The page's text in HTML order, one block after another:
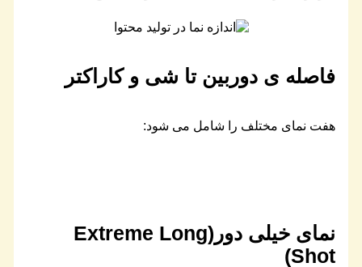
فاصله ی دوربین تا شی و کاراکتر
هفت نمای مختلف را شامل می شود:
نمای خیلی دور(Extreme Long
Shot)